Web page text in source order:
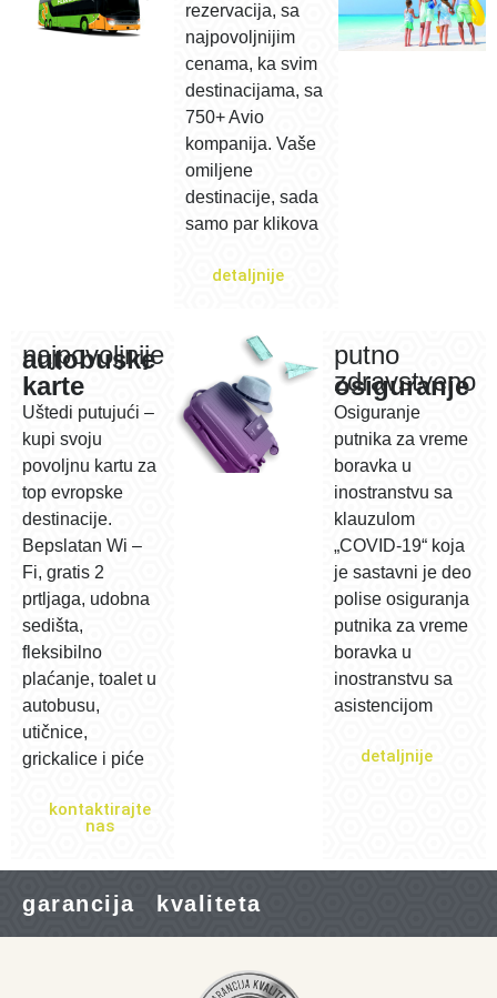
rezervacija, sa
najpovoljnijim
cenama, ka svim
destinacijama, sa
750+ Avio
kompanija. Vaše
omiljene
destinacije, sada
samo par klikova
detaljnije
najpovoljnije
autobuske
karte
Uštedi putujući –
kupi svoju
povoljnu kartu za
top evropske
destinacije.
Bepslatan Wi –
Fi, gratis 2
prtljaga, udobna
sedišta,
fleksibilno
plaćanje, toalet u
autobusu,
utičnice,
grickalice i piće
kontaktirajte
nas
putno
zdravstveno
osiguranje
Osiguranje
putnika za vreme
boravka u
inostranstvu sa
klauzulom
„COVID-19“ koja
je sastavni je deo
polise osiguranja
putnika za vreme
boravka u
inostranstvu sa
asistencijom
detaljnije
garancija kvaliteta